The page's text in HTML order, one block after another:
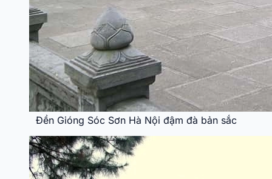
Đền Gióng Sóc Sơn Hà Nội đậm đà bản sắc